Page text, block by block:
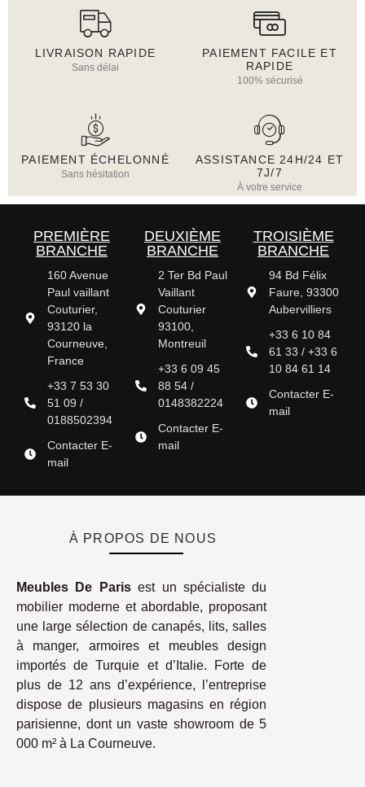
LIVRAISON RAPIDE
Sans délai
PAIEMENT FACILE ET
RAPIDE
100% sécurisé
PAIEMENT ÉCHELONNÉ
Sans hésitation
ASSISTANCE 24H/24 ET
7J/7
À votre service
PREMIÈRE
BRANCHE
160 Avenue
Paul vaillant
Couturier,
93120 la
Courneuve,
France
+33 7 53 30
51 09 /
0188502394
Contacter E-
mail
DEUXIÈME
BRANCHE
2 Ter Bd Paul
Vaillant
Couturier
93100,
Montreuil
+33 6 09 45
88 54 /
0148382224
Contacter E-
mail
TROISIÈME
BRANCHE
94 Bd Félix
Faure, 93300
Aubervilliers
+33 6 10 84
61 33 / +33 6
10 84 61 14
Contacter E-
mail
À PROPOS DE NOUS
Meubles De Parisest un spécialiste du
mobilier moderne et abordable, proposant
une large sélection de canapés, lits, salles
à manger, armoires et meubles design
importés de Turquie et d’Italie. Forte de
plus de 12 ans d’expérience, l’entreprise
dispose de plusieurs magasins en région
parisienne, dont un vaste showroom de 5
000 m² à La Courneuve.